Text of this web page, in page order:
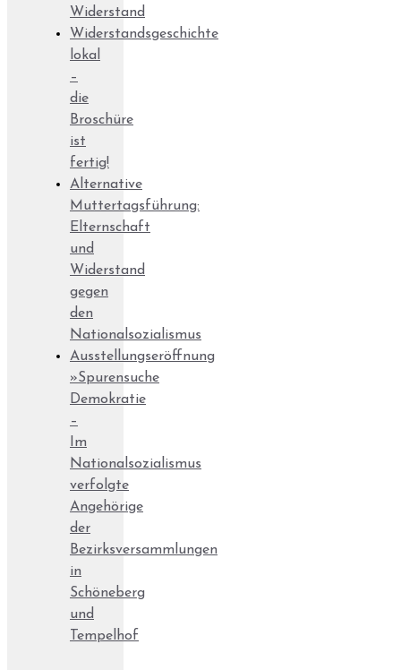
Widerstand
Widerstandsgeschichte
lokal
–
die
Broschüre
ist
fertig!
Alternative
Muttertagsführung:
Elternschaft
und
Widerstand
gegen
den
Nationalsozialismus
Ausstellungseröffnung
»Spurensuche
Demokratie
–
Im
Nationalsozialismus
verfolgte
Angehörige
der
Bezirksversammlungen
in
Schöneberg
und
Tempelhof